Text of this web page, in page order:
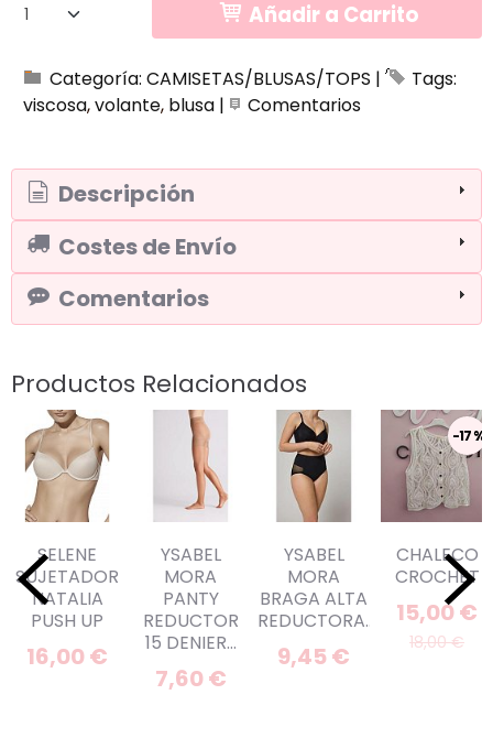
Añadir a Carrito
Categoría: CAMISETAS/BLUSAS/TOPS |
Tags:
viscosa volante blusa | Comentarios
Descripción
Costes de Envío
Comentarios
Productos Relacionados
SELENE
SUJETADOR
NATALIA
PUSH UP
16,00 €
YSABEL
MORA
PANTY
REDUCTOR
15 DENIER...
7,60 €
YSABEL
MORA
BRAGA ALTA
REDUCTORA...
9,45 €
-17 %
CHALECO
CROCHET
15,00 €
18,00 €